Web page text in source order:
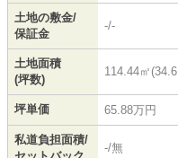
土地の敷金/
保証金
-/-
土地面積
(坪数)
114.44㎡
坪単価 65.88万円
私道負担面積/
-/無